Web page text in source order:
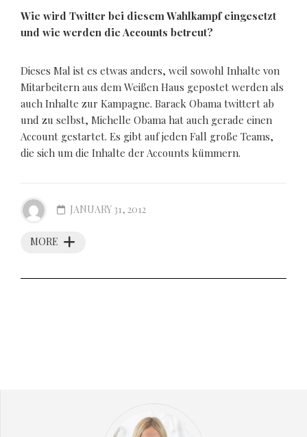
Wie wird Twitter bei diesem Wahlkampf eingesetzt
und wie werden die Accounts betreut?
Dieses Mal ist es etwas anders, weil sowohl Inhalte von
Mitarbeitern aus dem Weißen Haus gepostet werden als
auch Inhalte zur Kampagne. Barack Obama twittert ab
und zu selbst, Michelle Obama hat auch gerade einen
Account gestartet. Es gibt auf jeden Fall große Teams,
die sich um die Inhalte der Accounts kümmern.
MORE
JANUARY 31, 2012